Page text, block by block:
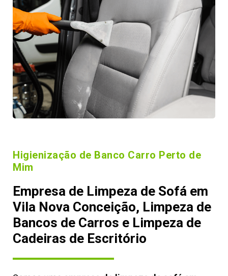
Higienização de Banco Carro Perto de
Mim
Empresa de Limpeza de Sofá em
Vila Nova Conceição, Limpeza de
Bancos de Carros e Limpeza de
Cadeiras de Escritório